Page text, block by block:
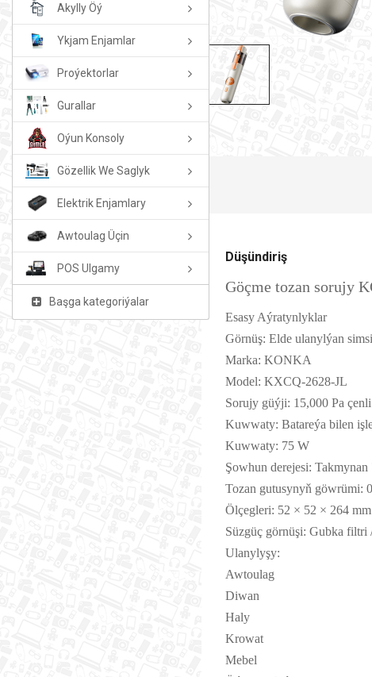
Akylly Öý
Ykjam Enjamlar
Proýektorlar
Gurallar
Oýun Konsoly
Gözellik We Saglyk
Elektrik Enjamlary
Awtoulag Üçin
POS Ulgamy
Başga kategoriýalar
Düşündiriş
Göçme tozan sorujy
Esasy Aýratynlyklar
Görnüş: Elde ulanylýan
Marka: KONKA
Model: KXCQ-2628-JL
Sorujy güýji: 15,000 Pa çenli
Kuwwaty: Batareýa bilen
Kuwwaty: 75 W
Şowhun derejesi: Takmynan
Tozan gutusynyň göwrümi:
Ölçegleri: 52 × 52 × 264 mm
Süzgüç görnüşi: Gubka filtri
Ulanylyşy:
Awtoulag
Diwan
Haly
Krowat
Mebel